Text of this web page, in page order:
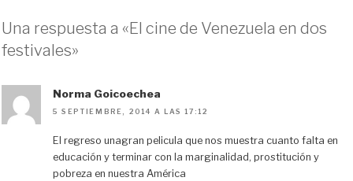
s
k
o
d
b
o
i
i
l
a
r
Una respuesta a «El cine de Venezuela en dos
festivales»
Norma Goicoechea
5 SEPTIEMBRE, 2014 A LAS 17:12
El regreso unagran pelicula que nos muestra cuanto falta en
educación y terminar con la marginalidad, prostitución y
pobreza en nuestra América